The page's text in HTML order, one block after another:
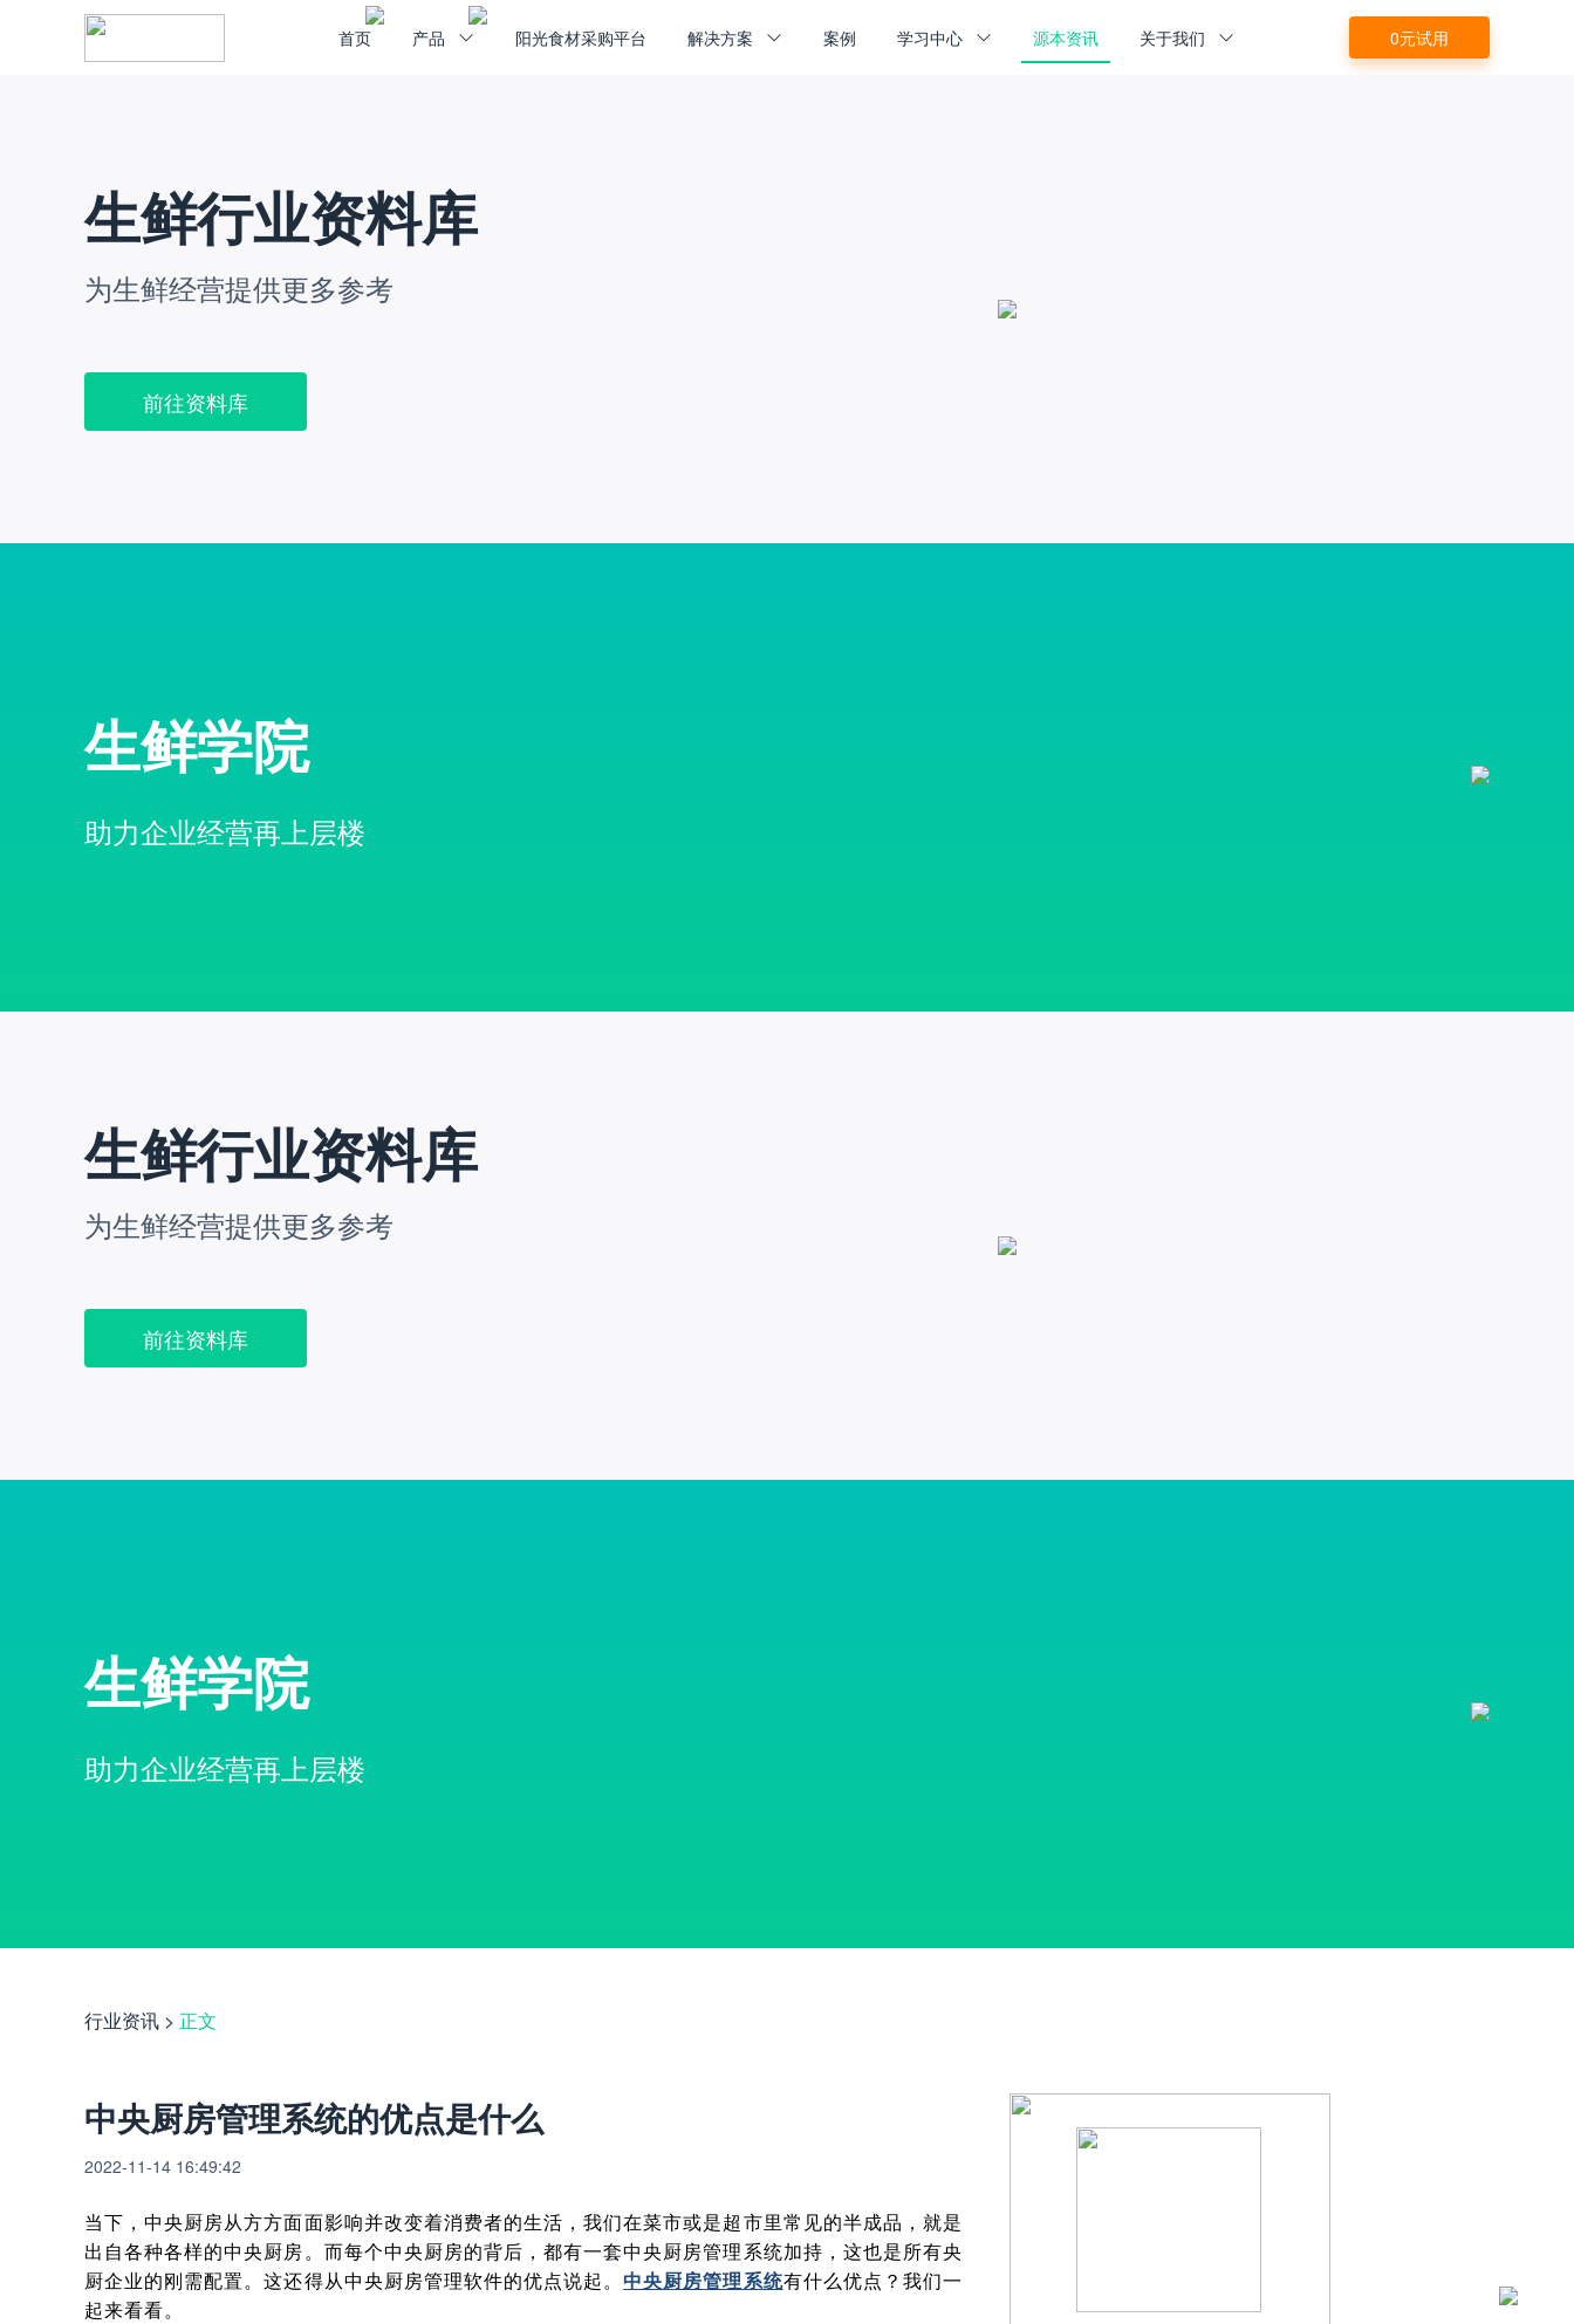
首页 产品 阳光食材采购平台 解决方案 案例 学习中心 源本资讯 关于我们 0元试用
生鲜行业资料库
为生鲜经营提供更多参考
前往资料库
生鲜学院
助力企业经营再上层楼
生鲜行业资料库
为生鲜经营提供更多参考
前往资料库
生鲜学院
助力企业经营再上层楼
行业资讯 > 正文
中央厨房管理系统的优点是什么
2022-11-14 16:49:42
当下，中央厨房从方方面面影响并改变着消费者的生活，我们在菜市或是超市里常见的半成品，就是
出自各种各样的中央厨房。而每个中央厨房的背后，都有一套中央厨房管理系统加持，这也是所有央
厨企业的刚需配置。这还得从中央厨房管理软件的优点说起。中央厨房管理系统有什么优点？我们一
起来看看。